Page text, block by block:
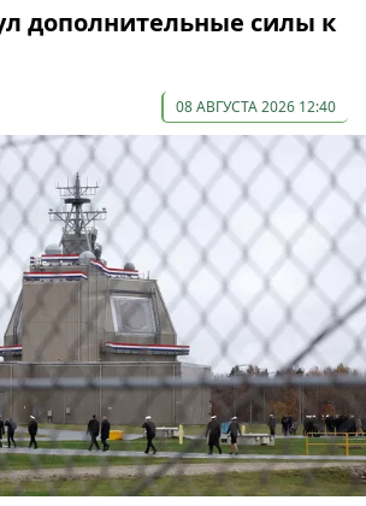
дополнительные силы к
08 АВГУСТА 2026 12:40